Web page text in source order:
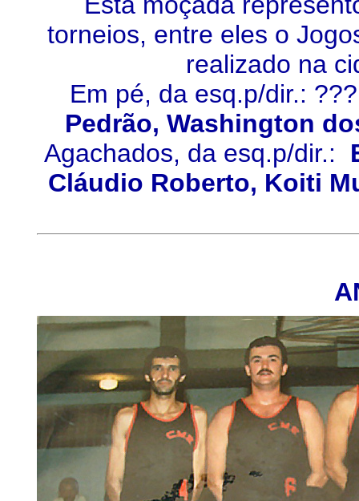
torneios, entre eles o
realizado na
Em pé, da esq.p/dir.:
Pedrão, Washington
Agachados, da esq.p/dir.:
Cláudio Roberto, Koiti